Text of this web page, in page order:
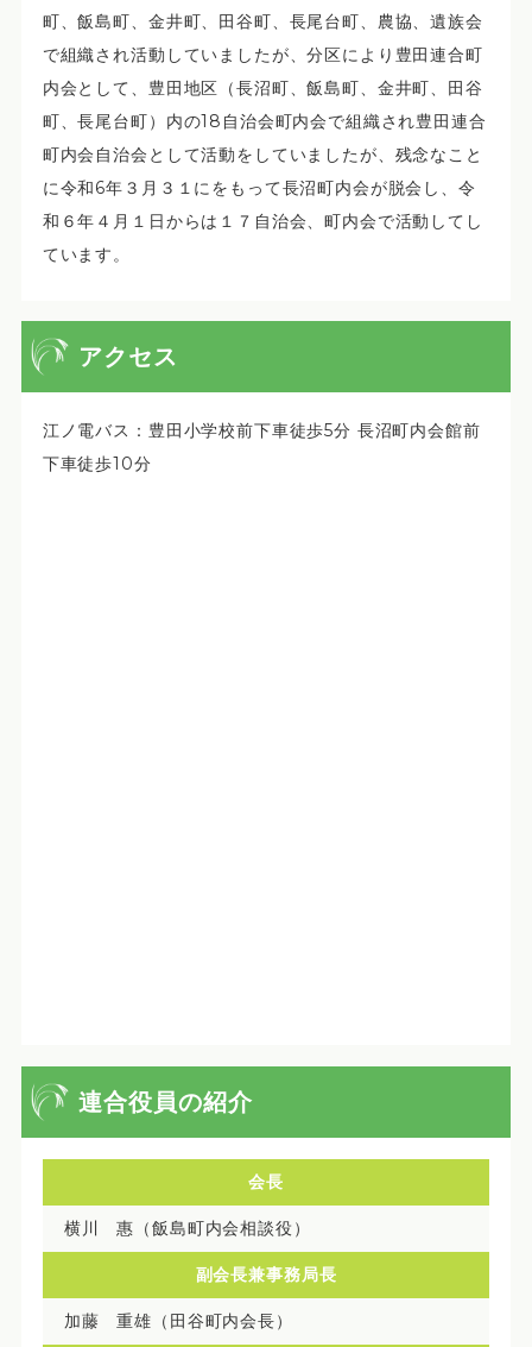
町、飯島町、金井町、田谷町、長尾台町、農協、遺族会
で組織され活動していましたが、分区により豊田連合町
内会として、豊田地区（長沼町、飯島町、金井町、田谷
町、長尾台町）内の18自治会町内会で組織され豊田連合
町内会自治会として活動をしていましたが、残念なこと
に令和6年３月３１にをもって長沼町内会が脱会し、令
和６年４月１日からは１７自治会、町内会で活動してし
ています。
アクセス
江ノ電バス：豊田小学校前下車徒歩5分 長沼町内会館前
下車徒歩10分
連合役員の紹介
会長
横川 惠（飯島町内会相談役）
副会長兼事務局長
加藤 重雄（田谷町内会長）